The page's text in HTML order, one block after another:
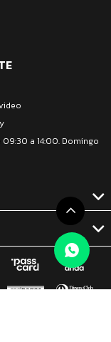
a 14:00. Domingo